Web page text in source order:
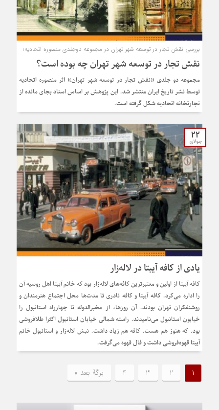
بررسی نقش تجار در توسعه شهر تهران در مجموعه دوجلدی منصوره اتحادیه؛
نقش تجار در توسعه شهر تهران چه بوده است؟
مجموعه دو جلدی «نقش تجار در توسعه شهر تهران» اثر منصوره اتحادیه
توسط نشر تاریخ ایران منتشر شد. این پژوهش بر اساس اسناد بجای مانده از
تجارتخانه اتحادیه شکل گرفته است.
22
جولای
یادی از کافه آیبتا در لاله‌زار
کافه آیبتا از اولین و معتبرترین کافه‌های لاله‌زار بود که خانم آیبتا اهل روسیه آن
را اداره می‌کرد. کافه آیبتا و کافه نادری تا مدت‌ها محل اجتماع هنرمندان و
روشنفکران تهران بودند. آن روزها، از مخبرالدوله تا چهارراه استانبول را
خیابون استانبول می‌نامیدند. راسته شمالی خیابان استانبول اکثرا طلافروشی
بود. که هنوز هم هست. کافه هم زیاد داشت. نبش لاله‌زار و استانبول خانم
آیبتا قهوه‌فروشی داشت و فال قهوه می‌گرفت.
1
2
3
4 برگهٔ بعد »